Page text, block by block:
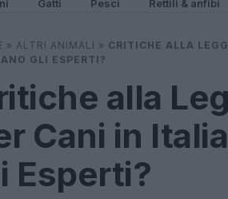
Gatti Pesci Rettili & anfibi
» ALTRI ANIMALI » CRITICHE ALLA
GLI ESPERTI?
alla
Cani in
Esperti?